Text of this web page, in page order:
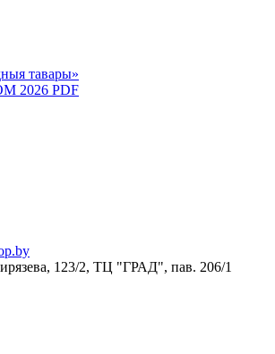
тавары»
2026 PDF
123/2, ТЦ "ГРАД", пав. 206/1